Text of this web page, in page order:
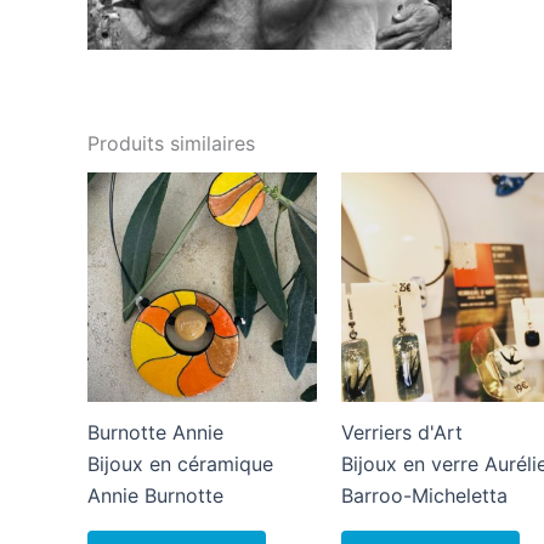
Produits similaires
Burnotte Annie
Bijoux en céramique
Annie Burnotte
Verriers d'Art
Bijoux en verre
Barroo-Micheletta